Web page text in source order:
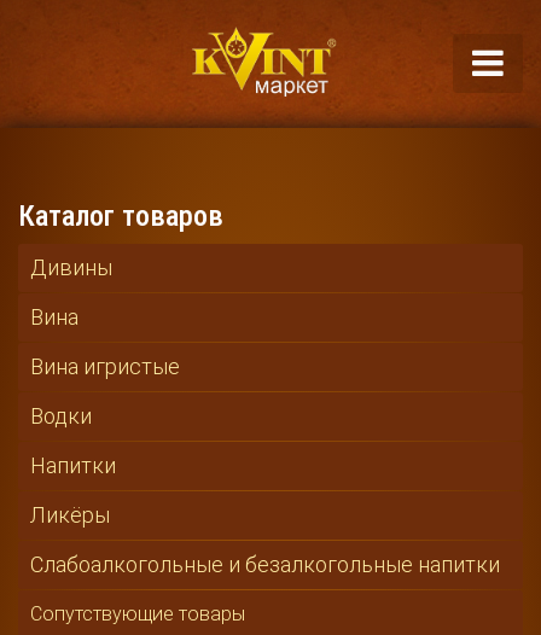
Каталог товаров
Дивины
Вина
Вина игристые
Водки
Напитки
Ликёры
Слабоалкогольные и безалкогольные напитки
Сопутствующие товары